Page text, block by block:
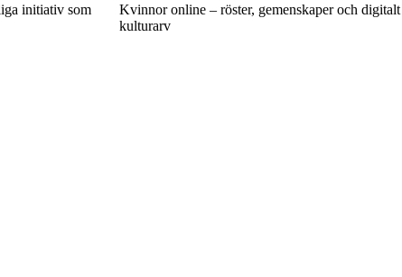
initiativ som
Kvinnor online – röster, gemenskaper och digitalt
kulturarv